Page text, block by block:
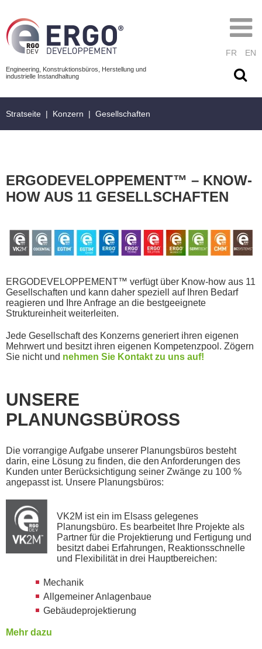
Engineering, Konstruktionsbüros, Herstellung und
industrielle Instandhaltung
FR EN
Stratseite | Konzern | Gesellschaften
ERGODEVELOPPEMENT™ – KNOW-
HOW AUS 11 GESELLSCHAFTEN
ERGODEVELOPPEMENT™ verfügt über Know-how aus 11
Gesellschaften und kann daher speziell auf Ihren Bedarf
reagieren und Ihre Anfrage an die bestgeeignete
Struktureinheit weiterleiten.
Jede Gesellschaft des Konzerns generiert ihren eigenen
Mehrwert und besitzt ihren eigenen Kompetenzpool. Zögern
Sie nicht und nehmen Sie Kontakt zu uns auf!
UNSERE
PLANUNGSBÜROSS
Die vorrangige Aufgabe unserer Planungsbüros besteht
darin, eine Lösung zu finden, die den Anforderungen des
Kunden unter Berücksichtigung seiner Zwänge zu 100 %
angepasst ist. Unsere Planungsbüros:
VK2M ist ein im Elsass gelegenes
Planungsbüro. Es bearbeitet Ihre Projekte als
Partner für die Projektierung und Fertigung und
besitzt dabei Erfahrungen, Reaktionsschnelle
und Flexibilität in drei Hauptbereichen:
Mechanik
Allgemeiner Anlagenbaue
Gebäudeprojektierung
Mehr dazu